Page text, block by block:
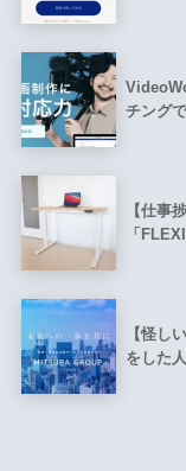
チング
【仕事
「
【怪し
をした